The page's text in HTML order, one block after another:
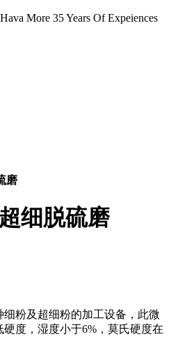
More 35 Years Of Expeiences
磨
细脱硫磨
粉及超细粉的加工设备，此微
度，湿度小于6%，莫氏硬度在